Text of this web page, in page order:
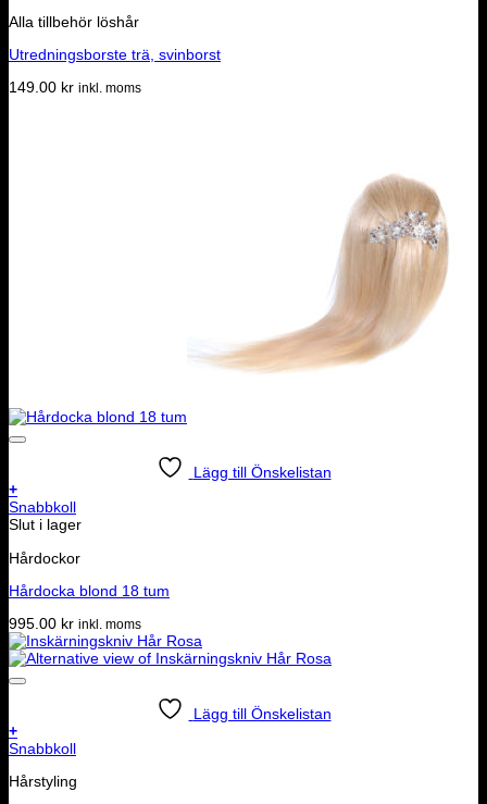
Alla tillbehör löshår
Utredningsborste trä, svinborst
149.00 kr inkl. moms
Lägg till Önskelistan
+
Snabbkoll
Slut i lager
Hårdockor
Hårdocka blond 18 tum
995.00 kr inkl. moms
Lägg till Önskelistan
+
Snabbkoll
Hårstyling